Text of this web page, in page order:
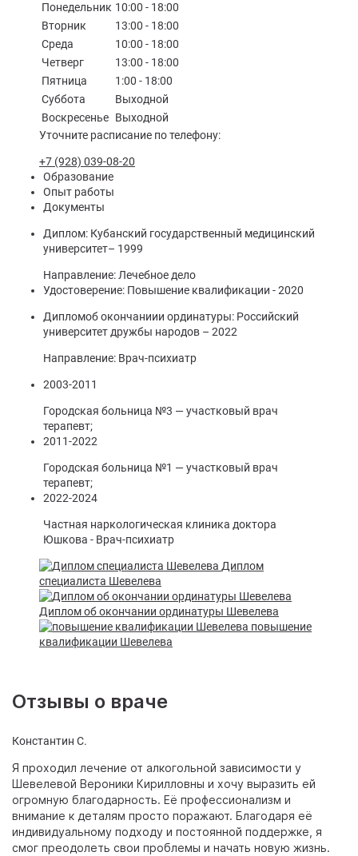
Понедельник 10:00 - 18:00
Вторник
13:00 - 18:00
Среда
10:00 - 18:00
Четверг
13:00 - 18:00
Пятница
1:00 - 18:00
Суббота
Выходной
Воскресенье Выходной
Уточните расписание по телефону:
+7 (928) 039-08-20
Образование
Опыт работы
Документы
Диплом: Кубанский государственный медицинский
университет– 1999
Направление: Лечебное дело
Удостоверение: Повышение квалификации - 2020
Дипломоб окончаниии ординатуры: Российский
университет дружбы народов – 2022
Направление: Врач-психиатр
2003-2011
Городская больница №3 — участковый врач
терапевт;
2011-2022
Городская больница №1 — участковый врач
терапевт;
2022-2024
Частная наркологическая клиника доктора
Юшкова - Врач-психиатр
Диплом
специалиста Шевелева
Диплом об окончании ординатуры Шевелева
повышение
квалификации Шевелева
Отзывы о враче
Константин С.
Я проходил лечение от алкогольной зависимости у
Шевелевой Вероники Кирилловны и хочу выразить ей
огромную благодарность. Её профессионализм и
внимание к деталям просто поражают. Благодаря её
индивидуальному подходу и постоянной поддержке, я
смог преодолеть свои проблемы и начать новую жизнь.